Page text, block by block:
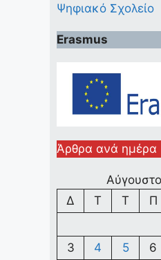
Ψηφιακό Σχολείο
Erasmus
Άρθρα ανά ημέρα
Δ
Τ Τ Π
3
4 5 6